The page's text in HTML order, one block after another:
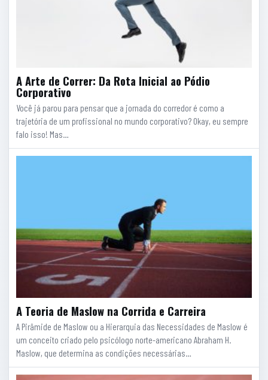
A Arte de Correr: Da Rota Inicial ao Pódio
Corporativo
Você já parou para pensar que a jornada do corredor é como a
trajetória de um profissional no mundo corporativo? Okay, eu sempre
falo isso! Mas…
A Teoria de Maslow na Corrida e Carreira
A Pirâmide de Maslow ou a Hierarquia das Necessidades de Maslow é
um conceito criado pelo psicólogo norte-americano Abraham H.
Maslow, que determina as condições necessárias…